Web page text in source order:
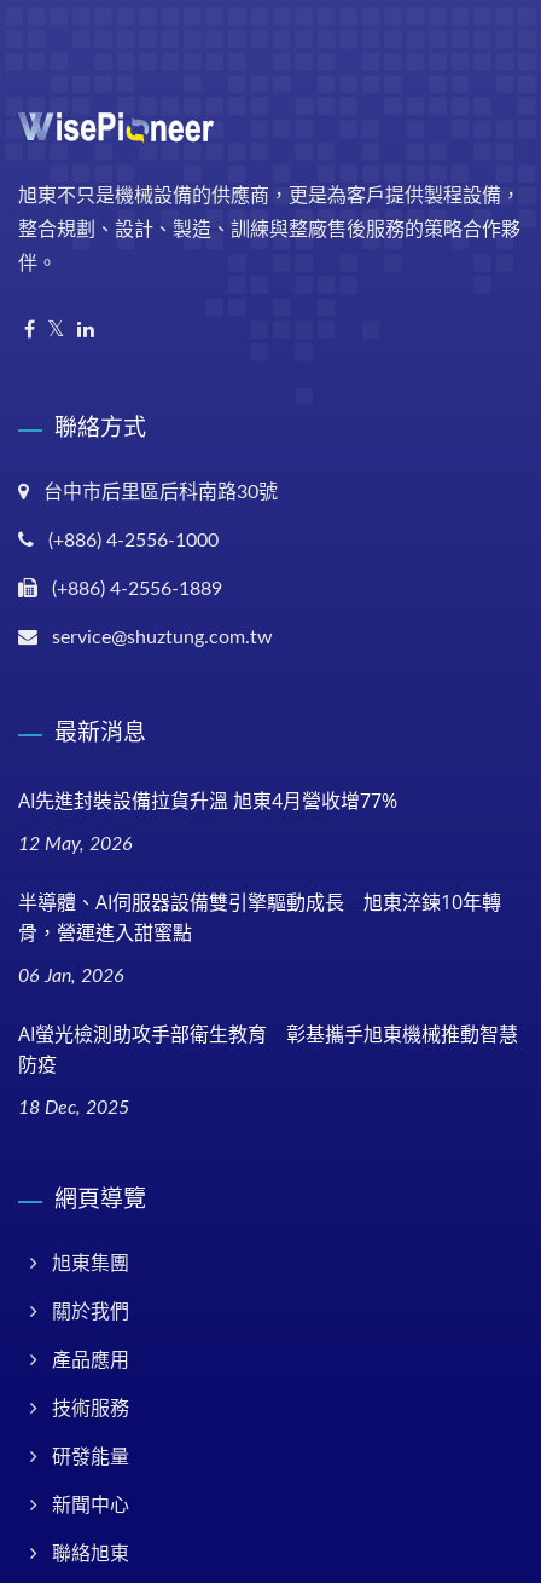
旭東不只是機械設備的供應商，更是為客戶提供製程設備，
整合規劃、設計、製造、訓練與整廠售後服務的策略合作夥
伴。
聯絡方式
台中市后里區后科南路30號
(+886) 4-2556-1000
(+886) 4-2556-1889
service@shuztung.com.tw
最新消息
AI先進封裝設備拉貨升溫 旭東4月營收增77%
12 May, 2026
半導體、AI伺服器設備雙引擎驅動成長 旭東淬鍊10年轉
骨，營運進入甜蜜點
06 Jan, 2026
AI螢光檢測助攻手部衛生教育 彰基攜手旭東機械推動智慧
防疫
18 Dec, 2025
網頁導覽
旭東集團
關於我們
產品應用
技術服務
研發能量
新聞中心
聯絡旭東